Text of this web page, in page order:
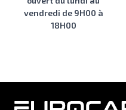
vendredi de 9H00 à
18H00